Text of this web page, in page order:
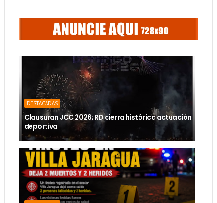
DESTACADAS
Clausuran JCC 2026; RD cierra histórica actuación
deportiva